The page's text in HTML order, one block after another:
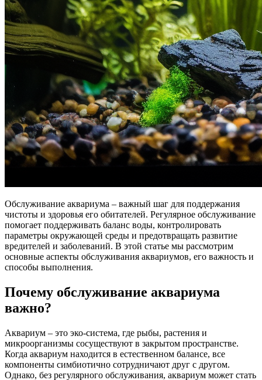
Обслуживание аквариума – важный шаг для поддержания
чистоты и здоровья его обитателей. Регулярное обслуживание
помогает поддерживать баланс воды, контролировать
параметры окружающей среды и предотвращать развитие
вредителей и заболеваний. В этой статье мы рассмотрим
основные аспекты обслуживания аквариумов, его важность и
способы выполнения.
Почему обслуживание аквариума
важно?
Аквариум – это эко-система, где рыбы, растения и
микроорганизмы сосуществуют в закрытом пространстве.
Когда аквариум находится в естественном балансе, все
компоненты симбиотично сотрудничают друг с другом.
Однако, без регулярного обслуживания, аквариум может стать